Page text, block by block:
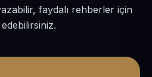
faydalı rehberler için